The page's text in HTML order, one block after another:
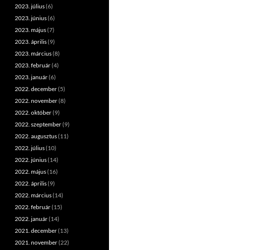
2023. július(6)
2023. június(6)
2023. május(7)
2023. április(9)
2023. március(8)
2023. február(4)
2023. január(6)
2022. december(5)
2022. november(8)
2022. október(9)
2022. szeptember(9)
2022. augusztus(11)
2022. július(10)
2022. június(14)
2022. május(16)
2022. április(9)
2022. március(14)
2022. február(15)
2022. január(14)
2021. december(13)
2021. november(22)